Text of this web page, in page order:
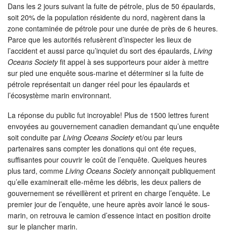
Dans les 2 jours suivant la fuite de pétrole, plus de 50 épaulards,
soit 20% de la population résidente du nord, nagèrent dans la
zone contaminée de pétrole pour une durée de près de 6 heures.
Parce que les autorités refusèrent d’inspecter les lieux de
l’accident et aussi parce qu’inquiet du sort des épaulards, Living
Oceans Societyfit appel à ses supporteurs pour aider à mettre
sur pied une enquête sous-marine et déterminer si la fuite de
pétrole représentait un danger réel pour les épaulards et
l’écosystème marin environnant.
La réponse du public fut incroyable! Plus de 1500 lettres furent
envoyées au gouvernement canadien demandant qu’une enquête
soit conduite par Living Oceans Societyet/ou par leurs
partenaires sans compter les donations qui ont éte reçues,
suffisantes pour couvrir le coût de l’enquête. Quelques heures
plus tard, comme Living Oceans Societyannonçait publiquement
qu’elle examinerait elle-même les débris, les deux paliers de
gouvernement se réveillèrent et prirent en charge l’enquête. Le
premier jour de l’enquête, une heure après avoir lancé le sous-
marin, on retrouva le camion d’essence intact en position droite
sur le plancher marin.